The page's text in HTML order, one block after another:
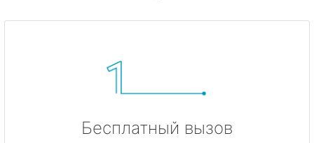
Бесплатный вызов